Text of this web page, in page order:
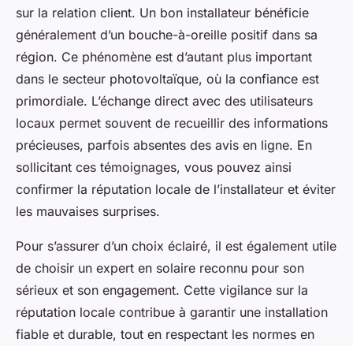
sur la relation client. Un bon installateur bénéficie
généralement d’un bouche-à-oreille positif dans sa
région. Ce phénomène est d’autant plus important
dans le secteur photovoltaïque, où la confiance est
primordiale. L’échange direct avec des utilisateurs
locaux permet souvent de recueillir des informations
précieuses, parfois absentes des avis en ligne. En
sollicitant ces témoignages, vous pouvez ainsi
confirmer la réputation locale de l’installateur et éviter
les mauvaises surprises.
Pour s’assurer d’un choix éclairé, il est également utile
de choisir un expert en solaire reconnu pour son
sérieux et son engagement. Cette vigilance sur la
réputation locale contribue à garantir une installation
fiable et durable, tout en respectant les normes en